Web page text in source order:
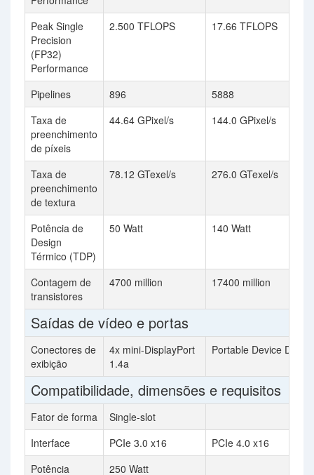
Peak Single
Precision
(FP32)
Performance
2.500 TFLOPS 17.66 TFLOPS
Pipelines 896
5888
Taxa de
preenchimento
de píxeis
44.64 GPixel/s 144.0 GPixel/s
Taxa de
preenchimento
de textura
78.12 GTexel/s 276.0 GTexel/s
Potência de
Design
Térmico (TDP)
50 Watt 140 Watt
Contagem de
transistores
4700 million 17400 million
Saídas de vídeo e portas
Conectores de
exibição
4x mini-DisplayPort
1.4a
Portable Device
Compatibilidade, dimensões e requisitos
Fator de forma
Single-slot
Interface
PCIe 3.0 x16
PCIe 4.0 x16
Potência
250 Watt